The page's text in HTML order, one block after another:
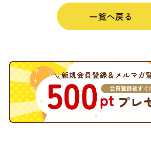
一覧へ戻る